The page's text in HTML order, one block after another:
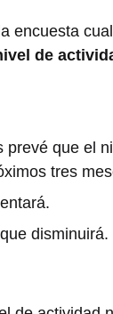
encuesta
de
prevé que el
tres
disminuirá.